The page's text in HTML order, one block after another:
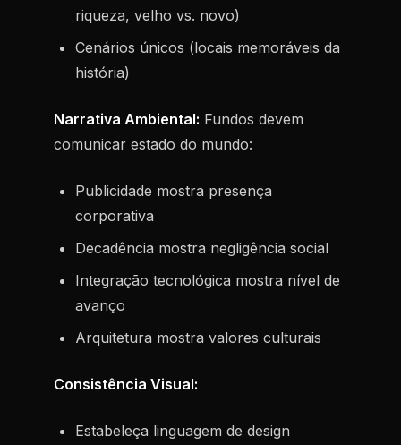
riqueza, velho vs. novo)
Cenários únicos (locais memoráveis da
história)
Narrativa Ambiental: Fundos devem
comunicar estado do mundo:
Publicidade mostra presença
corporativa
Decadência mostra negligência social
Integração tecnológica mostra nível de
avanço
Arquitetura mostra valores culturais
Consistência Visual:
Estabeleça linguagem de design